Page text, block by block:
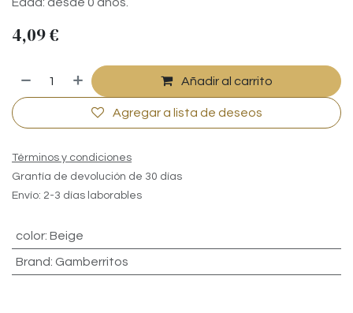
4,09€
Añadir al carrito
Agregar a lista de deseos
Términos y condiciones
Grantía de devolución de 30 días
Envío: 2-3 días laborables
color: Beige
Brand: Gamberritos